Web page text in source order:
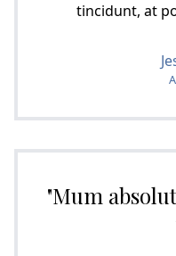
tincidunt, at
"Mum